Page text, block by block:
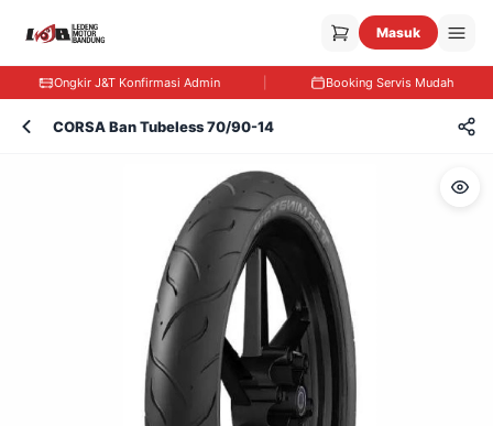
Masuk
Ongkir J&T Konfirmasi Admin Booking Servis Mudah
CORSA Ban Tubeless 70/90-14